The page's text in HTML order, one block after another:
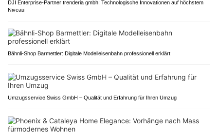
DJI Enterprise-Partner trenderia gmbh: Technologische Innovationen auf höchstem
Niveau
Bähnli-Shop Barmettler: Digitale Modelleisenbahn professionell erklärt
Umzugsservice Swiss GmbH – Qualität und Erfahrung für Ihren Umzug